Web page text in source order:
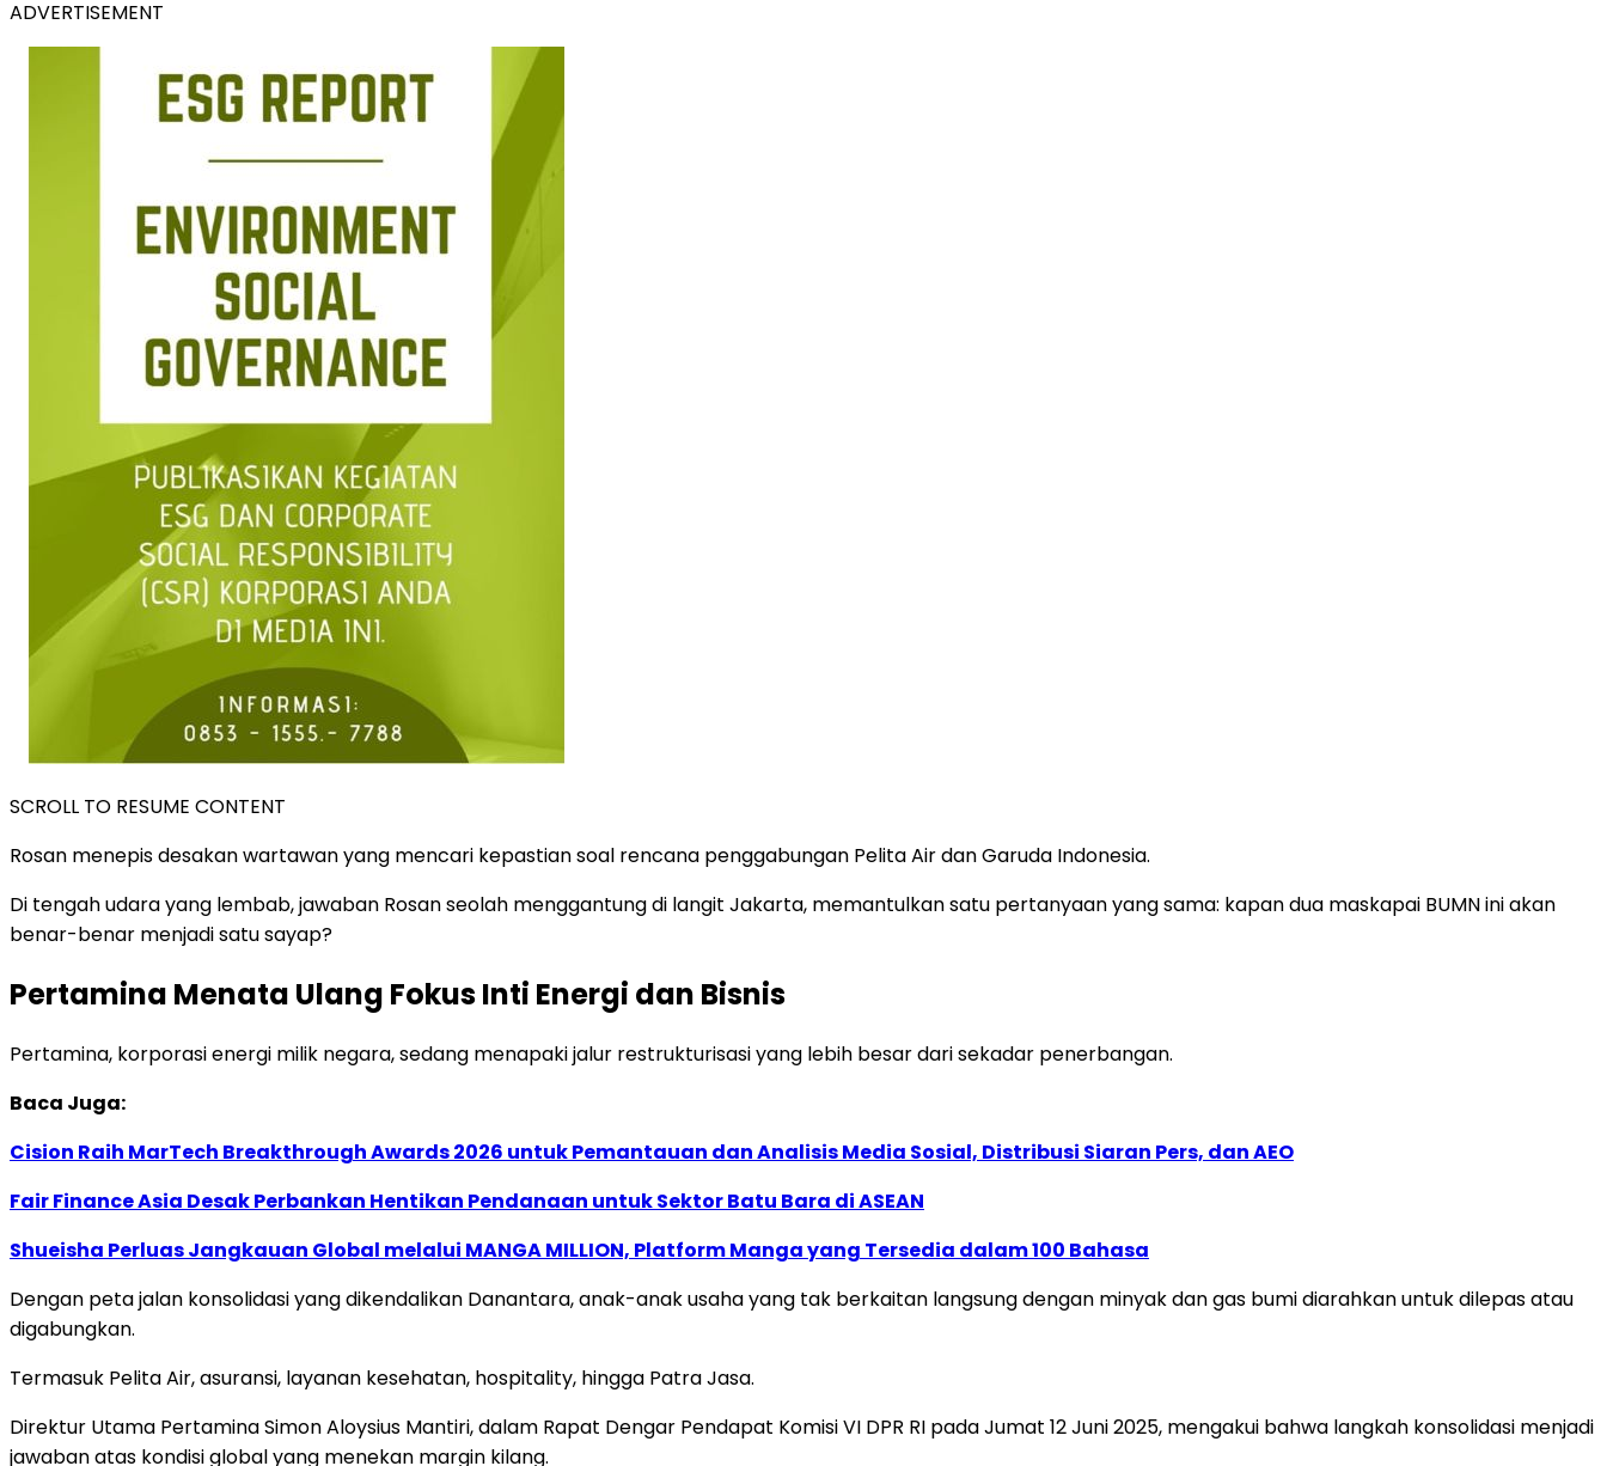
ADVERTISEMENT
SCROLL TO RESUME CONTENT
Rosan menepis desakan wartawan yang mencari kepastian soal rencana penggabungan Pelita Air dan Garuda Indonesia.
Di tengah udara yang lembab, jawaban Rosan seolah menggantung di langit Jakarta, memantulkan satu pertanyaan yang sama: kapan dua maskapai BUMN ini akan
benar-benar menjadi satu sayap?
Pertamina Menata Ulang Fokus Inti Energi dan Bisnis
Pertamina, korporasi energi milik negara, sedang menapaki jalur restrukturisasi yang lebih besar dari sekadar penerbangan.
Baca Juga:
Cision Raih MarTech Breakthrough Awards 2026 untuk Pemantauan dan Analisis Media Sosial, Distribusi Siaran Pers, dan AEO
Fair Finance Asia Desak Perbankan Hentikan Pendanaan untuk Sektor Batu Bara di ASEAN
Shueisha Perluas Jangkauan Global melalui MANGA MILLION, Platform Manga yang Tersedia dalam 100 Bahasa
Dengan peta jalan konsolidasi yang dikendalikan Danantara, anak-anak usaha yang tak berkaitan langsung dengan minyak dan gas bumi diarahkan untuk dilepas atau
digabungkan.
Termasuk Pelita Air, asuransi, layanan kesehatan, hospitality, hingga Patra Jasa.
Direktur Utama Pertamina Simon Aloysius Mantiri, dalam Rapat Dengar Pendapat Komisi VI DPR RI pada Jumat 12 Juni 2025, mengakui bahwa langkah konsolidasi menjadi
jawaban atas kondisi global yang menekan margin kilang.